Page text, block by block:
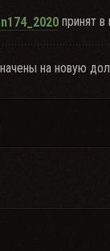
принят в
на новую